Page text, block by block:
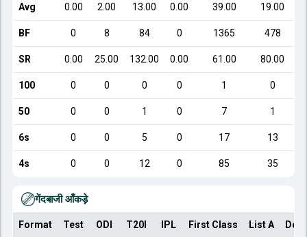
Avg 0.00 2.00 13.00 0.00 39.00 19.00
BF 0 8 84 0 1365 478
SR 0.00 25.00 132.00 0.00 61.00 80.00
100 0 0 0 0 1 0
50 0 0 1 0 7 1
6s 0 0 5 0 17 13
4s 0 0 12 0 85 35
गेंदबाजी आँकड़े
Format Test ODI T20I IPL First Class List A